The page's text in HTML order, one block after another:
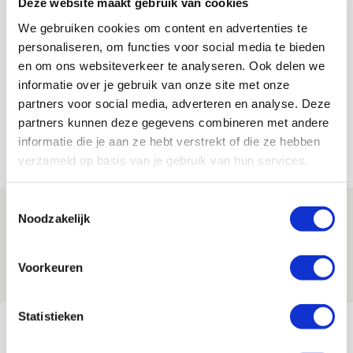
We gebruiken cookies om content en advertenties te
personaliseren, om functies voor social media te bieden
en om ons websiteverkeer te analyseren. Ook delen we
informatie over je gebruik van onze site met onze
partners voor social media, adverteren en analyse. Deze
partners kunnen deze gegevens combineren met andere
informatie die je aan ze hebt verstrekt of die ze hebben
verzameld op basis van je gebruik van hun services.
Noodzakelijk
Voorkeuren
Statistieken
Floris Roos
Bekijk alle berichten van Floris Roos
Net binnen //
Beleef avond vol gezelligheid tijdens
Reisverslag PEC-uit: geregisseerde